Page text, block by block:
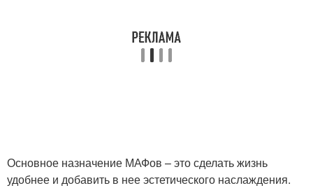
Основное назначение МАФов – это сделать жизнь
удобнее и добавить в нее эстетического наслаждения.